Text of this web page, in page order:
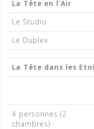
La Tête en l'Air
Le Studio
Le Duplex
La Tête dans les
4 personnes (2
chambres)